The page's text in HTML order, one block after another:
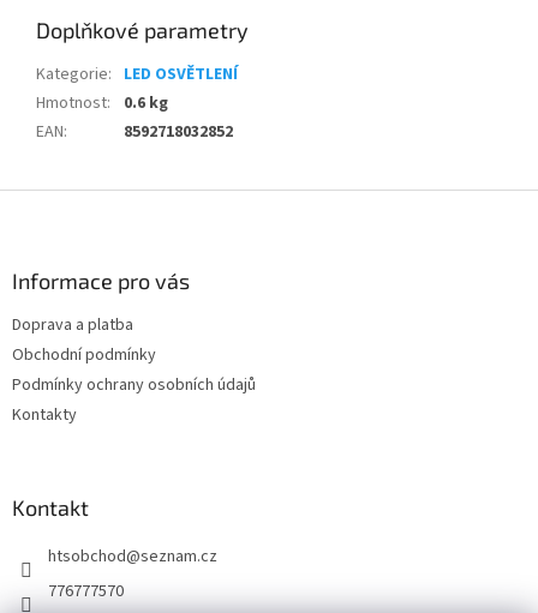
Doplňkové parametry
Kategorie: LED OSVĚTLENÍ
Hmotnost:
0.6 kg
EAN: 8592718032852
Informace pro vás
Doprava a platba
Obchodní podmínky
Podmínky ochrany osobních údajů
Kontakty
Kontakt
htsobchod@seznam.cz
776777570